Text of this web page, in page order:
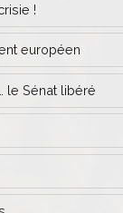
!
européen
le Sénat libéré